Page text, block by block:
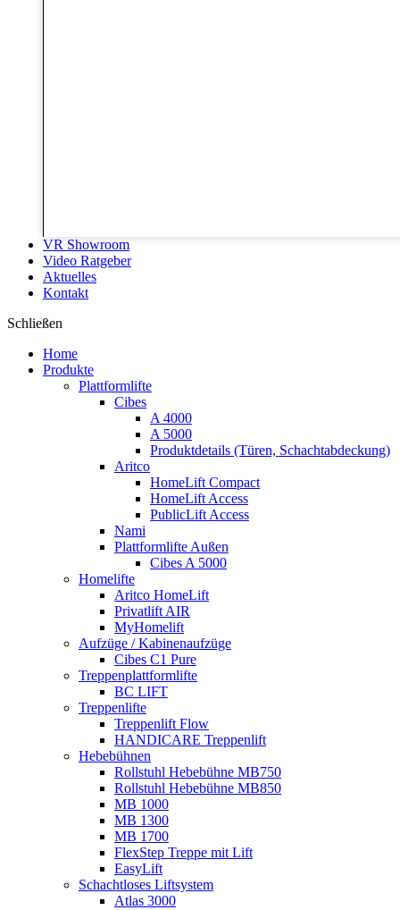
VR Showroom
Video Ratgeber
Aktuelles
Kontakt
Schließen
Home
Produkte
Plattformlifte
Cibes
A 4000
A 5000
Produktdetails (Türen, Schachtabdeckung)
Aritco
HomeLift Compact
HomeLift Access
PublicLift Access
Nami
Plattformlifte Außen
Cibes A 5000
Homelifte
Aritco HomeLift
Privatlift AIR
MyHomelift
Aufzüge / Kabinenaufzüge
Cibes C1 Pure
Treppenplattformlifte
BC LIFT
Treppenlifte
Treppenlift Flow
HANDICARE Treppenlift
Hebebühnen
Rollstuhl Hebebühne MB750
Rollstuhl Hebebühne MB850
MB 1000
MB 1300
MB 1700
FlexStep Treppe mit Lift
EasyLift
Schachtloses Liftsystem
Atlas 3000